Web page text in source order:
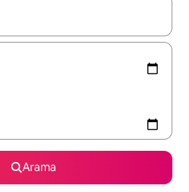
yukarı ve aşağı oklarıyla
Arama